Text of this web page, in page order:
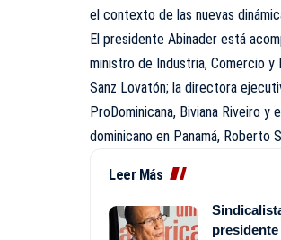
el contexto de las nuevas
El presidente Abinader está
ministro de Industria, Comercio y
Sanz Lovatón; la directora
ProDominicana, Biviana Riveiro y
dominicano en Panamá, Roberto
Leer Más